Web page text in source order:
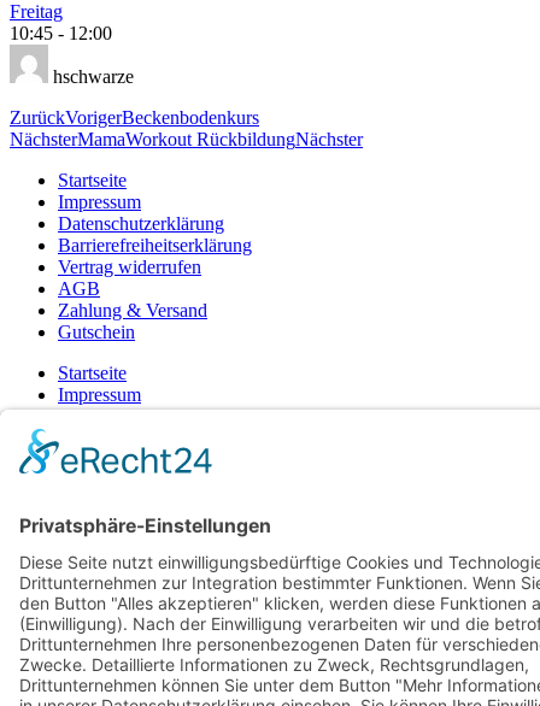
Freitag
10:45 - 12:00
hschwarze
ZurückVorigerBeckenbodenkurs
NächsterMamaWorkout RückbildungNächster
Startseite
Impressum
Datenschutzerklärung
Barrierefreiheitserklärung
Vertrag widerrufen
AGB
Zahlung & Versand
Gutschein
Startseite
Impressum
Datenschutzerklärung
Barrierefreiheitserklärung
Vertrag widerrufen
Gutschein
© 2026Bauchwärts Paderborn|hello@bauchwaerts-paderborn.de